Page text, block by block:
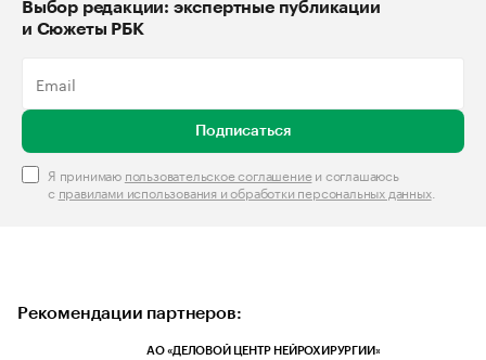
Выбор редакции: экспертные публикации
и Сюжеты РБК
Подписаться
Я принимаю пользовательское соглашениеи соглашаюсь
с правилами использования и обработки персональных данных.
Рекомендации партнеров:
АО «ДЕЛОВОЙ ЦЕНТР НЕЙРОХИРУРГИИ»